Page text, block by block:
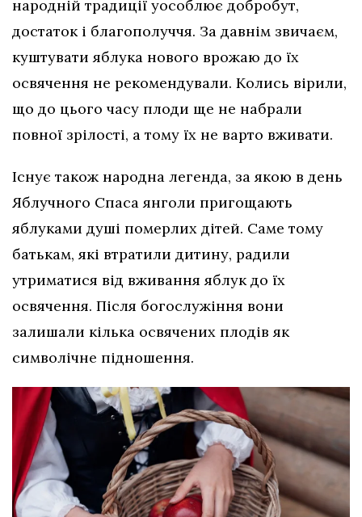
народній традиції уособлює добробут,
достаток і благополуччя. За давнім звичаєм,
куштувати яблука нового врожаю до їх
освячення не рекомендували. Колись вірили,
що до цього часу плоди ще не набрали
повної зрілості, а тому їх не варто вживати.
Існує також народна легенда, за якою в день
Яблучного Спаса янголи пригощають
яблуками душі померлих дітей. Саме тому
батькам, які втратили дитину, радили
утриматися від вживання яблук до їх
освячення. Після богослужіння вони
залишали кілька освячених плодів як
символічне підношення.